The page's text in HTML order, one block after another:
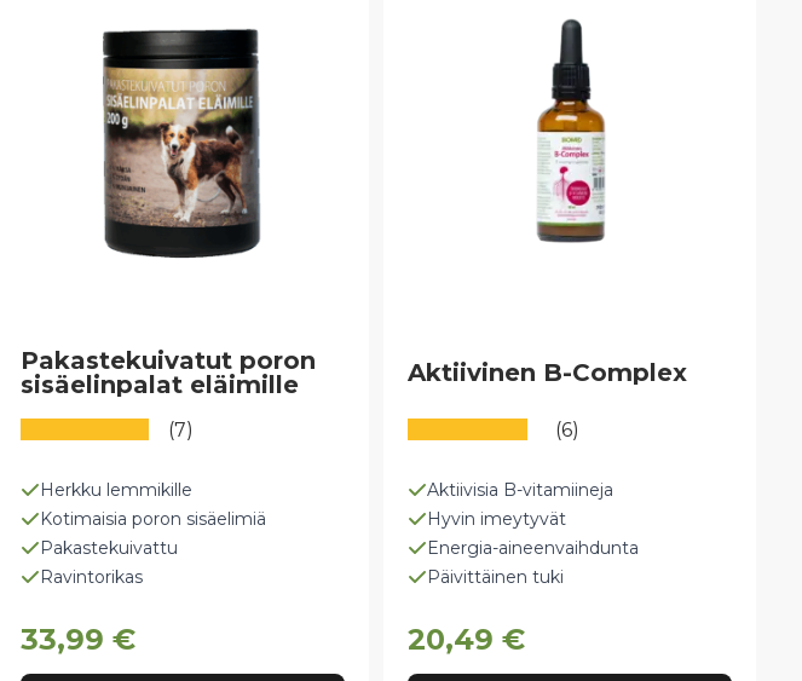
Herkku lemmikille
Kotimaisia poron sisäelimiä
Pakastekuivattu
Ravintorikas
33,99 €
Pakastekuivatut poron
sisäelinpalat eläimille
(7)
Aktiivisia B-vitamiineja
Hyvin imeytyvät
Energia-aineenvaihdunta
Päivittäinen tuki
20,49 €
Aktiivinen B-Complex
(6)